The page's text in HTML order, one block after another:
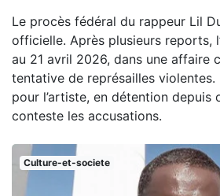
Le procès fédéral du rappeur Lil
officielle. Après plusieurs reports,
au 21 avril 2026, dans une affaire
tentative de représailles
pour l’artiste, en détention depuis
conteste les accusations.
Culture-et-societe